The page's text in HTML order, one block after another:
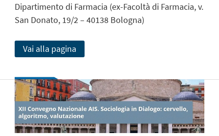
Dipartimento di Farmacia (ex-Facoltà di Farmacia, v.
San Donato, 19/2 – 40138 Bologna)
Vai alla pagina